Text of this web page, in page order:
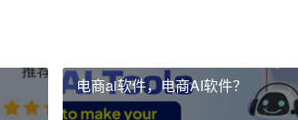
电商ai软件，电商AI软件？